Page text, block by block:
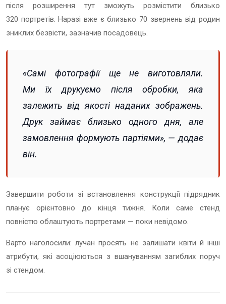
після розширення тут зможуть розмістити близько
320 портретів. Наразі вже є близько 70 звернень від родин
зниклих безвісти, зазначив посадовець.
«Самі фотографії ще не виготовляли.
Ми їх друкуємо після обробки, яка
залежить від якості наданих зображень.
Друк займає близько одного дня, але
замовлення формують партіями», — додає
він.
Завершити роботи зі встановлення конструкції підрядник
планує орієнтовно до кінця тижня. Коли саме стенд
повністю облаштують портретами — поки невідомо.
Варто наголосили: лучан просять не залишати квіти й інші
атрибути, які асоціюються з вшануванням загиблих поруч
зі стендом.